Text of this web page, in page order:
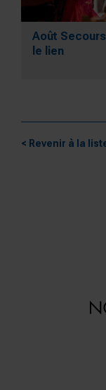
Août
le lien
< Revenir à la